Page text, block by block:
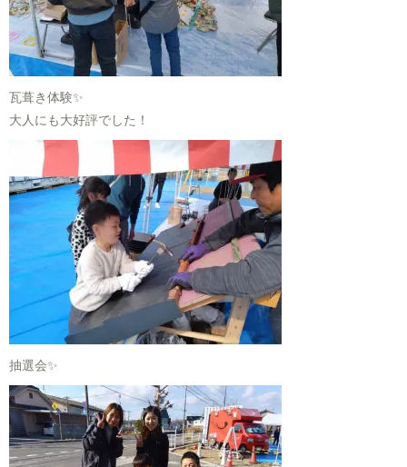
瓦葺き体験✨
大人にも大好評でした！
抽選会✨